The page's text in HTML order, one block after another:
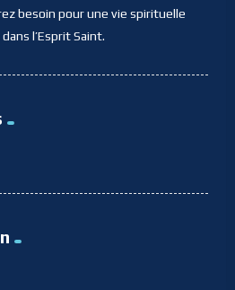
besoin pour une vie spirituelle
l’Esprit Saint.